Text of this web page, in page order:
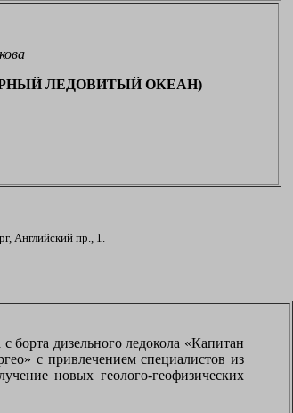
ЛЕДОВИТЫЙ ОКЕАН)
Английский пр., 1.
борта дизельного ледокола «Капитан
с привлечением специалистов из
новых геолого-геофизических